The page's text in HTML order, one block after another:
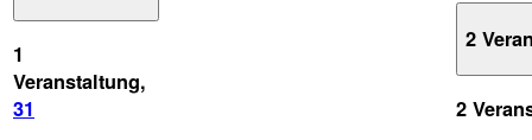
1
Veranstaltung,
31
2
2